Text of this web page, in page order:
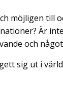
möjligen till
Är
och
sig ut i